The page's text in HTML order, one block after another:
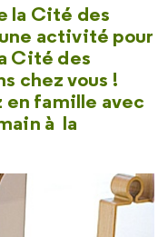
la Cité des
activité pour
Cité des
chez vous !
famille avec
à la